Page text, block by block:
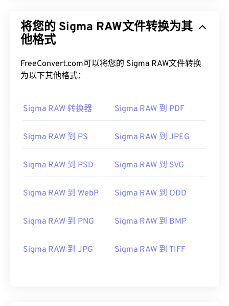
将您的 Sigma RAW文件转换为其
他格式
FreeConvert.com可以将您的 Sigma RAW文件转换
为以下其他格式：
Sigma RAW 转换器 Sigma RAW 到 PDF
Sigma RAW 到 PS Sigma RAW 到 JPEG
Sigma RAW 到 PSD Sigma RAW 到 SVG
Sigma RAW 到 WebP Sigma RAW 到 ODD
Sigma RAW 到 PNG Sigma RAW 到 BMP
Sigma RAW 到 JPG Sigma RAW 到 TIFF